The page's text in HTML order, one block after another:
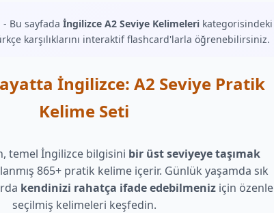
- Bu sayfada İngilizce A2 Seviye Kelimelerikategorisindeki
karşılıklarını interaktif flashcard'larla öğrenebilirsiniz.
İngilizce: A2 Seviye Pratik
Kelime Seti
temel İngilizce bilgisini bir üst seviyeye taşımak
865+ pratik kelime içerir. Günlük yaşamda sık
kendinizi rahatça ifade edebilmeniz için özenle
seçilmiş kelimeleri keşfedin.